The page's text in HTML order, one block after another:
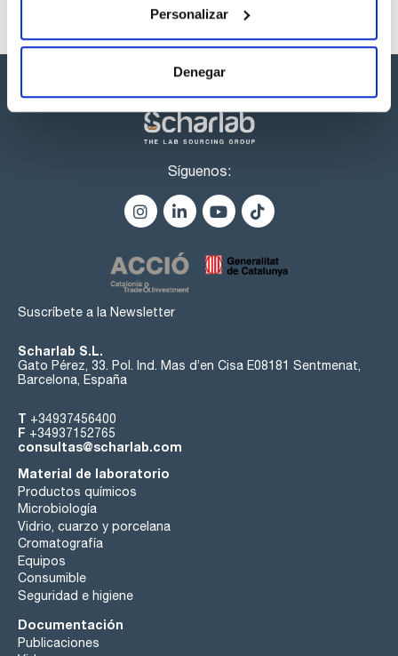
Personalizar
Denegar
Síguenos:
Suscríbete a la Newsletter
Scharlab S.L.
Gato Pérez, 33. Pol. Ind. Mas d’en Cisa E08181 Sentmenat,
Barcelona, España
T +34937456400
F +34937152765
consultas@scharlab.com
Material de laboratorio
Productos químicos
Microbiología
Vidrio, cuarzo y porcelana
Cromatografía
Equipos
Consumible
Seguridad e higiene
Documentación
Publicaciones